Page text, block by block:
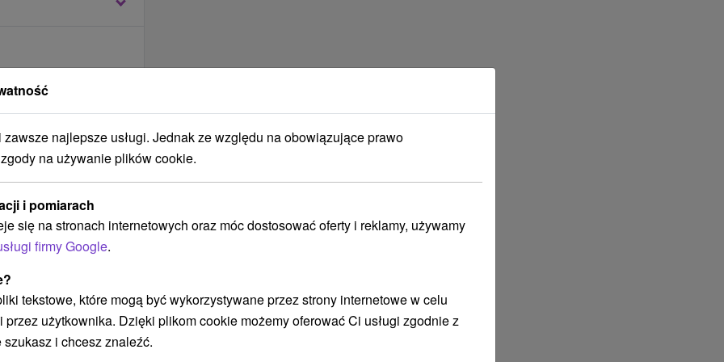
Standard przez
z menu 4-daniowego.
dwojga w dniu
przez cały pobyt
cały pobyt (sauna
jacuzzi)
cały pobyt
centrum odnowy
najlepsze usługi. Jednak ze względu na obowiązujące prawo
na używanie plików cookie.
i pomiarach
się na stronach internetowych oraz móc dostosować oferty i reklamy, używamy
firmy Google.
tekstowe, które mogą być wykorzystywane przez strony internetowe w celu
przez użytkownika. Dzięki plikom cookie możemy oferować Ci usługi zgodnie z
i chcesz znaleźć.